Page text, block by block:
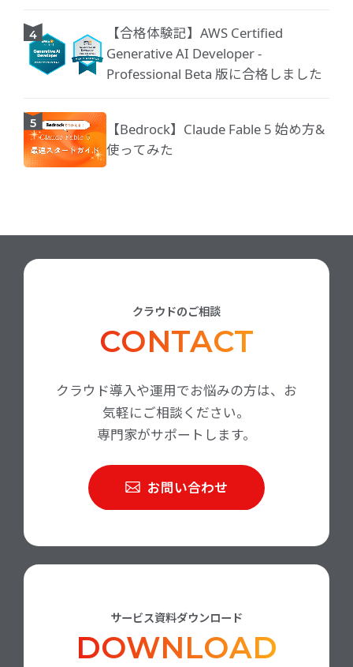
【合格体験記】AWS Certified
Generative AI Developer -
Professional Beta 版に合格しました
【Bedrock】Claude Fable 5 始め方&
使ってみた
クラウドのご相談
CONTACT
クラウド導入や運用でお悩みの方は、お
気軽にご相談ください。
専門家がサポートします。
お問い合わせ
サービス資料ダウンロード
DOWNLOAD